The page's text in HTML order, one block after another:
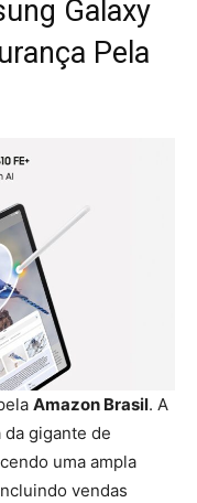
Galaxy
Pela
Amazon Brasil. A
gigante de
uma ampla
vendas